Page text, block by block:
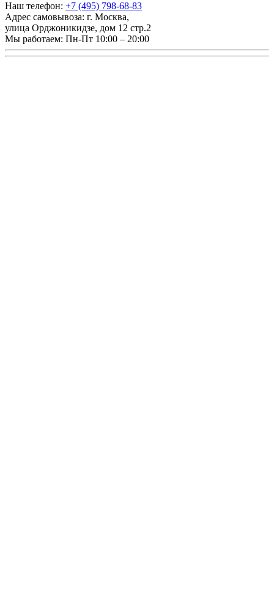
Наш телефон: +7 (495) 798-68-83
Адрес самовывоза: г. Москва,
улица Орджоникидзе, дом 12 стр.2
Мы работаем: Пн-Пт 10:00 – 20:00